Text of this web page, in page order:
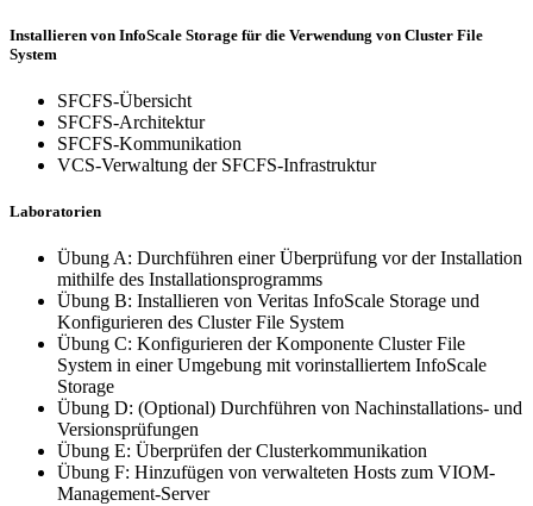
Installieren von InfoScale Storage für die Verwendung von Cluster File
System
SFCFS-Übersicht
SFCFS-Architektur
SFCFS-Kommunikation
VCS-Verwaltung der SFCFS-Infrastruktur
Laboratorien
Übung A: Durchführen einer Überprüfung vor der Installation
mithilfe des Installationsprogramms
Übung B: Installieren von Veritas InfoScale Storage und
Konfigurieren des Cluster File System
Übung C: Konfigurieren der Komponente Cluster File
System in einer Umgebung mit vorinstalliertem InfoScale
Storage
Übung D: (Optional) Durchführen von Nachinstallations- und
Versionsprüfungen
Übung E: Überprüfen der Clusterkommunikation
Übung F: Hinzufügen von verwalteten Hosts zum VIOM-
Management-Server